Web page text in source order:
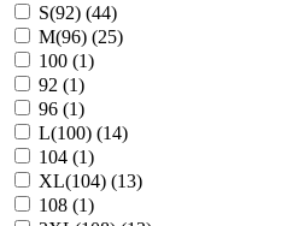
S(92) (44)
M(96) (25)
100 (1)
92 (1)
96 (1)
L(100) (14)
104 (1)
XL(104) (13)
108 (1)